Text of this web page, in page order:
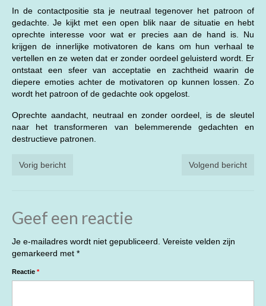
In de contactpositie sta je neutraal tegenover het patroon of
gedachte. Je kijkt met een open blik naar de situatie en hebt
oprechte interesse voor wat er precies aan de hand is. Nu
krijgen de innerlijke motivatoren de kans om hun verhaal te
vertellen en ze weten dat er zonder oordeel geluisterd wordt. Er
ontstaat een sfeer van acceptatie en zachtheid waarin de
diepere emoties achter de motivatoren op kunnen lossen. Zo
wordt het patroon of de gedachte ook opgelost.
Oprechte aandacht, neutraal en zonder oordeel, is de sleutel
naar het transformeren van belemmerende gedachten en
destructieve patronen.
Vorig bericht Volgend bericht
Geef een reactie
Je e-mailadres wordt niet gepubliceerd. Vereiste velden zijn
gemarkeerd met *
Reactie *